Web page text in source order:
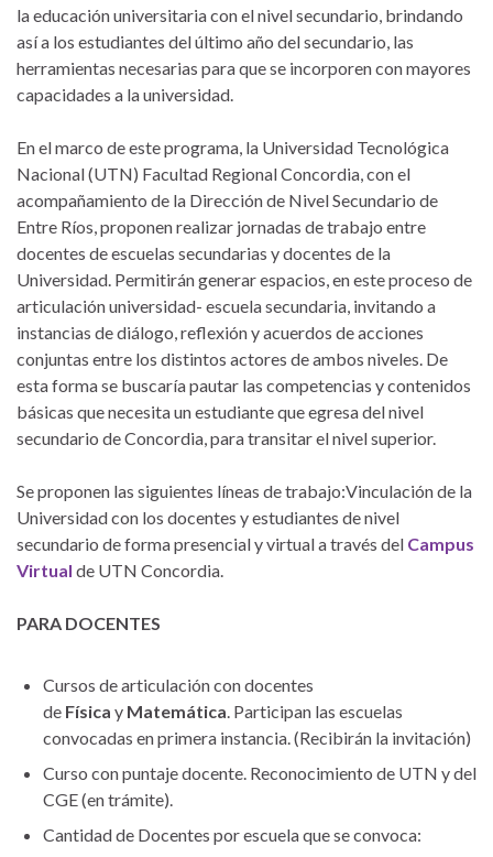
la educación universitaria con el nivel secundario, brindando
así a los estudiantes del último año del secundario, las
herramientas necesarias para que se incorporen con mayores
capacidades a la universidad.
En el marco de este programa, la Universidad Tecnológica
Nacional (UTN) Facultad Regional Concordia, con el
acompañamiento de la Dirección de Nivel Secundario de
Entre Ríos, proponen realizar jornadas de trabajo entre
docentes de escuelas secundarias y docentes de la
Universidad. Permitirán generar espacios, en este proceso de
articulación universidad- escuela secundaria, invitando a
instancias de diálogo, reflexión y acuerdos de acciones
conjuntas entre los distintos actores de ambos niveles. De
esta forma se buscaría pautar las competencias y contenidos
básicas que necesita un estudiante que egresa del nivel
secundario de Concordia, para transitar el nivel superior.
Se proponen las siguientes líneas de trabajo:Vinculación de la
Universidad con los docentes y estudiantes de nivel
secundario de forma presencial y virtual a través del Campus
Virtual de UTN Concordia.
PARA DOCENTES
Cursos de articulación con docentes
de Física y Matemática . Participan las escuelas
convocadas en primera instancia. (Recibirán la invitación)
Curso con puntaje docente. Reconocimiento de UTN y del
CGE (en trámite).
Cantidad de Docentes por escuela que se convoca: